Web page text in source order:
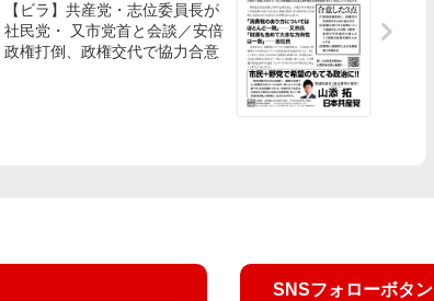
【ビラ】共産党・志位委員長が
社民党・ 又市党首と会談／安倍
政権打倒、政権交代で協力合意
SNSフォローボタン